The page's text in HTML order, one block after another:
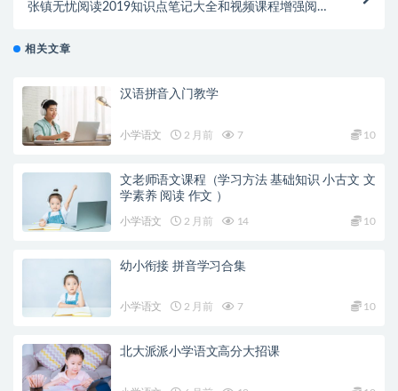
张镇无忧阅读2019知识点笔记大全和视频课程增强阅读
相关文章
汉语拼音入门教学
小学语文 2 月前 7 10
文老师语文课程（学习方法 基础知识 小古文 文
学素养 阅读 作文 ）
小学语文 2 月前 14 10
幼小衔接 拼音学习合集
小学语文 2 月前 7 10
北大派派小学语文高分大招课